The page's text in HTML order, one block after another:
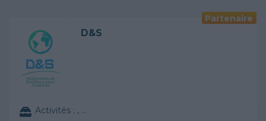
Partenaire
D&S
Activités : , ...